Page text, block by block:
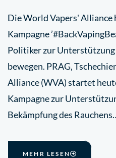
Die World Vapers' Alliance
Kampagne
Politiker zur Unterstützung
bewegen. PRAG,
Alliance (WVA) startet
Kampagne zur
Bekämpfung des
MEHR LESEN